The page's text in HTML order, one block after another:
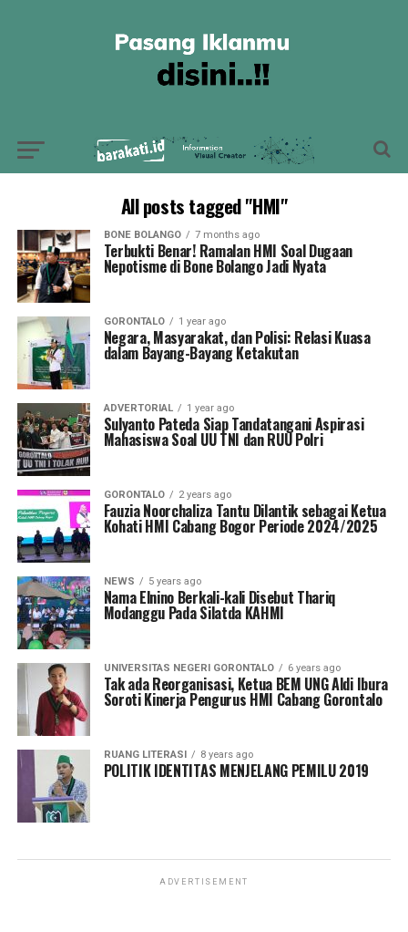
All posts tagged "HMI"
BONE BOLANGO 7 months ago
Terbukti Benar! Ramalan HMI Soal Dugaan
Nepotisme di Bone Bolango Jadi Nyata
GORONTALO 1 year ago
Negara, Masyarakat, dan Polisi: Relasi Kuasa
dalam Bayang-Bayang Ketakutan
ADVERTORIAL 1 year ago
Sulyanto Pateda Siap Tandatangani Aspirasi
Mahasiswa Soal UU TNI dan RUU Polri
GORONTALO 2 years ago
Fauzia Noorchaliza Tantu Dilantik sebagai Ketua
Kohati HMI Cabang Bogor Periode 2024/2025
NEWS 5 years ago
Nama Elnino Berkali-kali Disebut Thariq
Modanggu Pada Silatda KAHMI
UNIVERSITAS NEGERI GORONTALO 6 years ago
Tak ada Reorganisasi, Ketua BEM UNG Aldi Ibura
Soroti Kinerja Pengurus HMI Cabang Gorontalo
RUANG LITERASI 8 years ago
POLITIK IDENTITAS MENJELANG PEMILU 2019
ADVERTISEMENT